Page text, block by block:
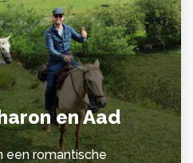
en Aad
een romantische